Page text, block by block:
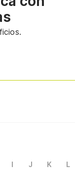
I J K L